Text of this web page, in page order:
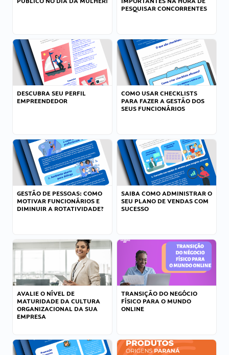
PESQUISAR CONCORRENTES
DESCUBRA SEU PERFIL
EMPREENDEDOR
COMO USAR CHECKLISTS
PARA FAZER A GESTÃO DOS
SEUS FUNCIONÁRIOS
GESTÃO DE PESSOAS: COMO
MOTIVAR FUNCIONÁRIOS E
DIMINUIR A ROTATIVIDADE?
SAIBA COMO ADMINISTRAR O
SEU PLANO DE VENDAS COM
SUCESSO
AVALIE O NÍVEL DE
MATURIDADE DA CULTURA
ORGANIZACIONAL DA SUA
EMPRESA
TRANSIÇÃO DO NEGÓCIO
FÍSICO PARA O MUNDO
ONLINE